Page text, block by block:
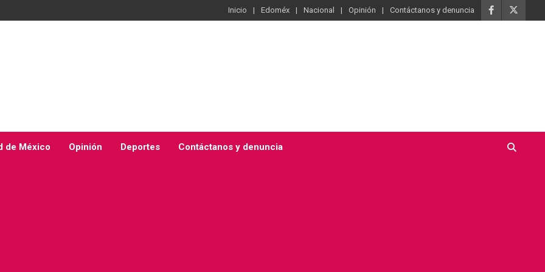
Inicio Edoméx Nacional Opinión Contáctanos y denuncia
de México Opinión Deportes Contáctanos y denuncia